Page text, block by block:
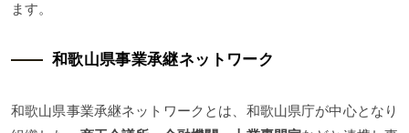
ます。
和歌山県事業承継ネットワーク
和歌山県事業承継ネットワークとは、和歌山県庁が中心となり